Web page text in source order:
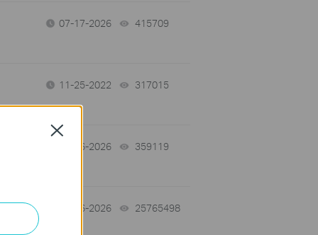
07-17-2026 415709
11-25-2022 317015
07-16-2026 359119
07-16-2026 25765498
Close